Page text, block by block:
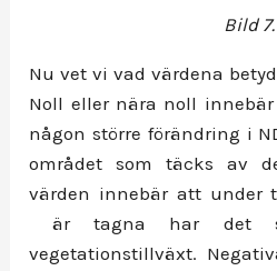
Bild 7.
Nu vet vi vad värdena
Noll eller nära noll
någon större förändring i
området som täcks av
värden innebär att under
är tagna har det
vegetationstillväxt.